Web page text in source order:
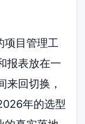
项目管理工
报表放在一
来回切换，
年的选型